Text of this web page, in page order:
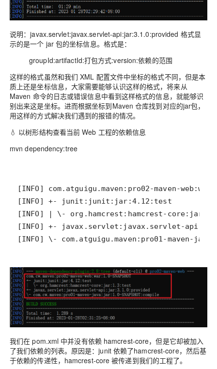
说明：javax.servlet:javax.servlet-api:jar:3.1.0:provided 格式显
示的是一个 jar 包的坐标信息。格式是：
groupId:artifactId:打包方式:version:依赖的范围
这样的格式虽然和我们 XML 配置文件中坐标的格式不同，但是本
质上还是坐标信息，大家需要能够认识这样的格式，将来从
Maven 命令的日志或错误信息中看到这样格式的信息，就能够识
别出来这是坐标。进而根据坐标到Maven 仓库找到对应的jar包，
用这样的方式解决我们遇到的报错的情况。
💧 以树形结构查看当前 Web 工程的依赖信息
mvn dependency:tree
[INFO] \- com.atguigu.maven:pro01-maven-
我们在 pom.xml 中并没有依赖 hamcrest-core，但是它却被加入
了我们依赖的列表。原因是：junit 依赖了hamcrest-core，然后基
于依赖的传递性，hamcrest-core 被传递到我们的工程了。